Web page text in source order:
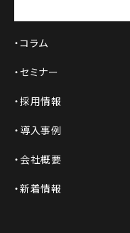
コラム
セミナー
採用情報
導入事例
会社概要
新着情報